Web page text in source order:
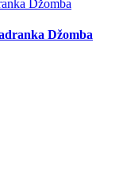
Džomba